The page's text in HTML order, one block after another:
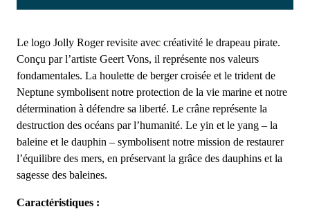
Le logo Jolly Roger revisite avec créativité le drapeau pirate.
Conçu par l’artiste Geert Vons, il représente nos valeurs
fondamentales. La houlette de berger croisée et le trident de
Neptune symbolisent notre protection de la vie marine et notre
détermination à défendre sa liberté. Le crâne représente la
destruction des océans par l’humanité. Le yin et le yang – la
baleine et le dauphin – symbolisent notre mission de restaurer
l’équilibre des mers, en préservant la grâce des dauphins et la
sagesse des baleines.
Caractéristiques :